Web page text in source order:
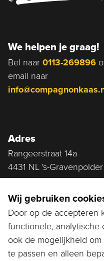
We helpen je graag!
Bel naar 0113-269896
email naar
Adres
Rangeerstraat 14a
4431 NL 's-Gravenpolder
Ga naar...
Bestellen
Wij gebruiken
Door op de accepteren
functionele, analytische
ook de mogelijkheid
te passen en alleen